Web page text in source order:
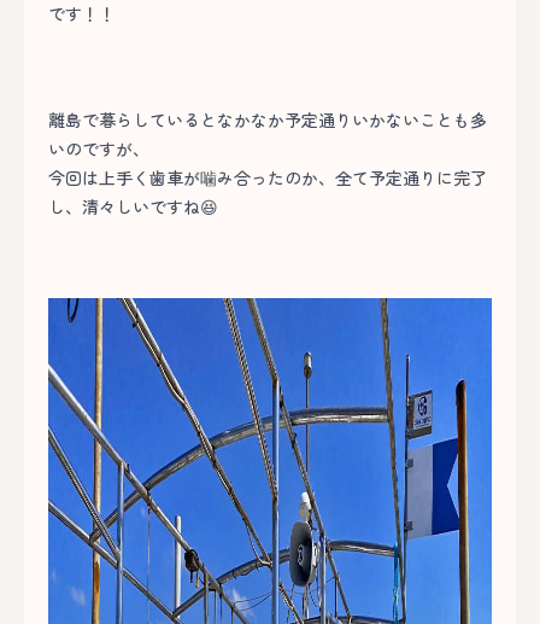
です！！
離島で暮らしているとなかなか予定通りいかないことも多
いのですが、
今回は上手く歯車が噛み合ったのか、全て予定通りに完了
し、清々しいですね😆